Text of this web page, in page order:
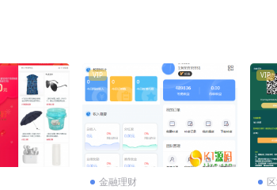
VIP
金融理财
VIP